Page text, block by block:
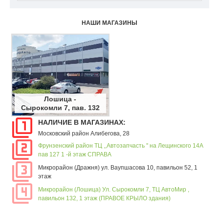
НАШИ МАГАЗИНЫ
Лошица -
Сырокомли 7, пав. 132
НАЛИЧИЕ В МАГАЗИНАХ:
Московский район Алибегова, 28
Фрунзенский район ТЦ ,,Автозапчасть '' на Лещинского 14А
пав 127 1 -й этаж СПРАВА
Микрорайон (Дражня) ул. Ваупшасова 10, павильон 52, 1
этаж
Микрорайон (Лошица) Ул. Сырокомли 7, ТЦ АвтоМир ,
павильон 132, 1 этаж (ПРАВОЕ КРЫЛО здания)